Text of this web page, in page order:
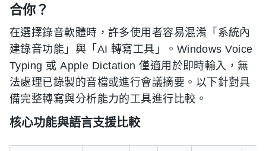
合你？
在選擇錄音軟體時，許多使用者容易混淆「系統內
建錄音功能」與「AI 轉寫工具」。Windows Voice
Typing 或 Apple Dictation 僅適用於即時輸入，無
法處理已錄製的音檔或進行會議摘要。以下針對具
備完整轉寫與分析能力的工具進行比較。
核心功能與語言支援比較